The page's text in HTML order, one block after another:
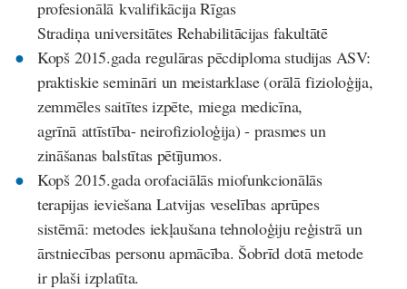
profesionālā kvalifikācija Rīgas
Stradiņa universitātes Rehabilitācijas fakultātē
Kopš 2015.gada regulāras pēcdiploma studijas ASV:
praktiskie semināri un meistarklase (orālā fizioloģija,
zemmēles saitītes izpēte, miega medicīna,
agrīnā attīstība- neirofizioloģija) - prasmes un
zināšanas balstītas pētījumos.
Kopš 2015.gada orofaciālās miofunkcionālās
terapijas ieviešana Latvijas veselības aprūpes
sistēmā: metodes iekļaušana tehnoloģiju reģistrā un
ārstniecības personu apmācība. Šobrīd dotā metode
ir plaši izplatīta.